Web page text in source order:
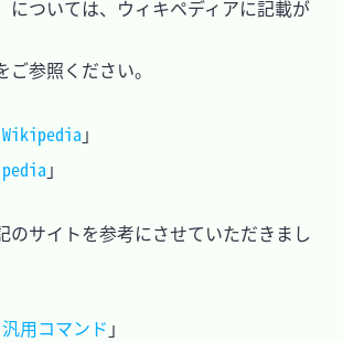
ついては、ウィキペディアに記載が
参照ください。
」
サイトを参考にさせていただきまし
用コマンド